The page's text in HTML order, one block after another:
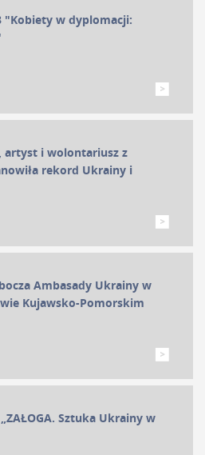
"Kobiety w dyplomacji:
artyst i wolontariusz z
rekord Ukrainy i
Ambasady Ukrainy w
Kujawsko-Pomorskim
Sztuka Ukrainy w